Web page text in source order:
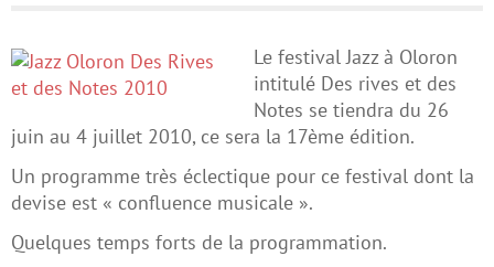
Le festival Jazz à Oloron
intitulé Des rives et des
Notes se tiendra du 26
juin au 4 juillet 2010, ce sera la 17ème édition.
Un programme très éclectique pour ce festival dont la
devise est « confluence musicale ».
Quelques temps forts de la programmation.